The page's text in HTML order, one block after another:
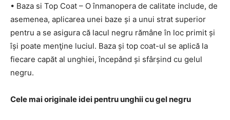
• Baza si Top Coat – O înmanopera de calitate include, de
asemenea, aplicarea unei baze și a unui strat superior
pentru a se asigura că lacul negru rămâne în loc primit și
își poate menţine luciul. Baza și top coat-ul se aplică la
fiecare capăt al unghiei, începând și sfârșind cu gelul
negru.
Cele mai originale idei pentru unghii cu gel negru